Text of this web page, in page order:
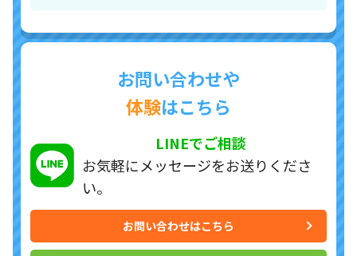
お問い合わせや
体験はこちら
LINEでご相談
お気軽にメッセージをお送りくださ
い。
お問い合わせはこちら